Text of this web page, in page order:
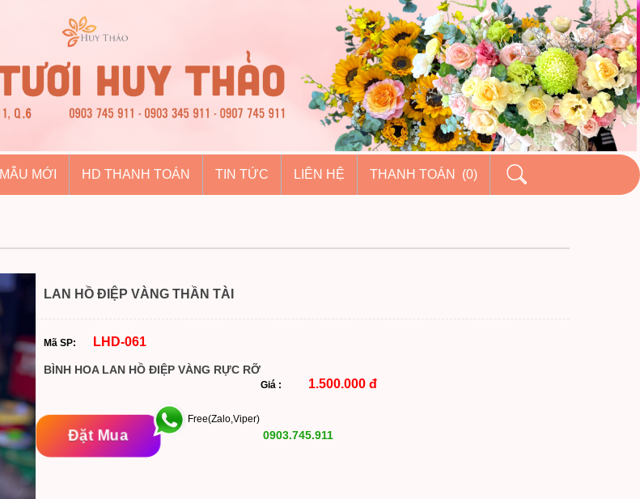
MẪU MỚI HD THANH TOÁN TIN TỨC LIÊN HỆ THANH TOÁN (0)
LAN HỒ ĐIỆP VÀNG THẦN TÀI
Mã SP: LHD-061
BÌNH HOA LAN HỒ ĐIỆP VÀNG RỰC RỠ
Giá : 1.500.000 đ
Đặt Mua
Free(Zalo,Viper)
0903.745.911